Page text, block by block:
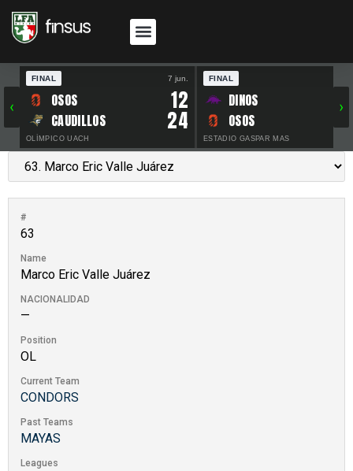
‹
FINAL 7 jun.
OSOS 12
CAUDILLOS 24
OLÍMPICO UACH
FINAL
DINOS
OSOS
ESTADIO GASPAR MAS
›
#
63
Name
Marco Eric Valle Juárez
NACIONALIDAD
—
Position
OL
Current Team
CONDORS
Past Teams
MAYAS
Leagues